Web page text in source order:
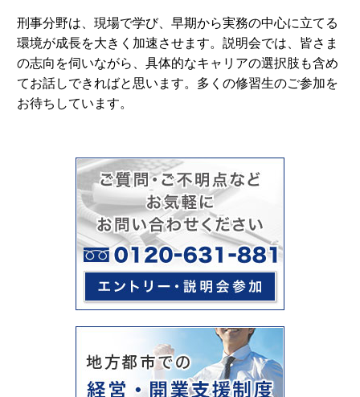
刑事分野は、現場で学び、早期から実務の中心に立てる
環境が成長を大きく加速させます。説明会では、皆さま
の志向を伺いながら、具体的なキャリアの選択肢も含め
てお話しできればと思います。多くの修習生のご参加を
お待ちしています。